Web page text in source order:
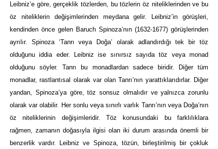
Leibniz’e göre, gerçeklik tözlerden, bu tözlerin öz niteliklerinden ve bu
öz niteliklerin değişimlerinden meydana gelir. Leibniz’in görüşleri,
kendinden önce gelen Baruch Spinoza’nın (1632-1677) görüşlerinden
ayrılır. Spinoza ‘Tanrı veya Doğa’ olarak adlandırdığı tek bir töz
olduğunu iddia eder. Leibniz ise sınırsız sayıda töz veya monad
olduğunu söyler. Tanrı bu monadlardan sadece biridir. Diğer tüm
monadlar, rastlantısal olarak var olan Tanrı’nın yarattıklarıdırlar. Diğer
yandan, Spinoza’ya göre, töz sonsuz olmalıdır ve yalnızca zorunlu
olarak var olabilir. Her sonlu veya sınırlı varlık Tanrı’nın veya Doğa’nın
öz niteliklerinin değişimleridir. Töz konusundaki bu farklılıklara
rağmen, zamanın doğasıyla ilgisi olan iki durum arasında önemli bir
benzerlik vardır. Leibniz ve Spinoza, tözün, birleştirilmiş bir çokluk